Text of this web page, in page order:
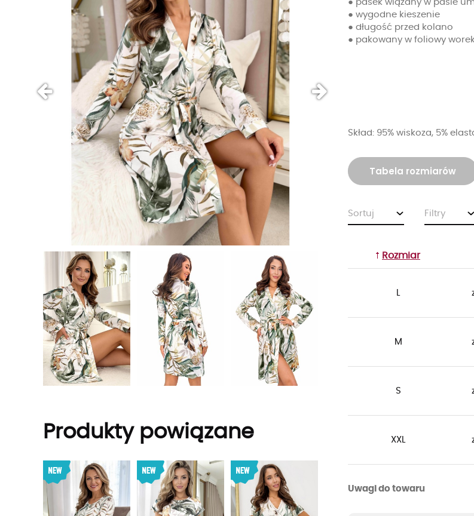
Produkty powiązane
● pasek wiązany w pasie
● wygodne kieszenie
● długość przed kolano
● pakowany w foliowy
Skład: 95% wiskoza, 5%
Tabela rozmiarów
Sortuj Filtry
Rozmiar
L
M
S
XXL
Uwagi do towaru